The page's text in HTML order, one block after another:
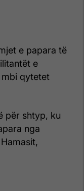
e papara të
e
qytetet
për shtyp, ku
nga